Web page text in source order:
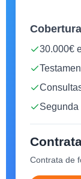
30.000€
Segunda
Contrata de